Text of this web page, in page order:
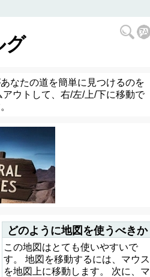
グ
なたの道を簡単に見つけるのを
ウトして、右/左/上/下に移動で
どのように地図を使うべきか
この地図はとても使いやすいで
す。 地図を移動するには、マウス
を地図上に移動します。 次に、マ